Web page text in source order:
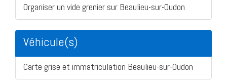
Organiser un vide grenier sur Beaulieu-sur-Oudon
Véhicule(s)
Carte grise et immatriculation Beaulieu-sur-Oudon